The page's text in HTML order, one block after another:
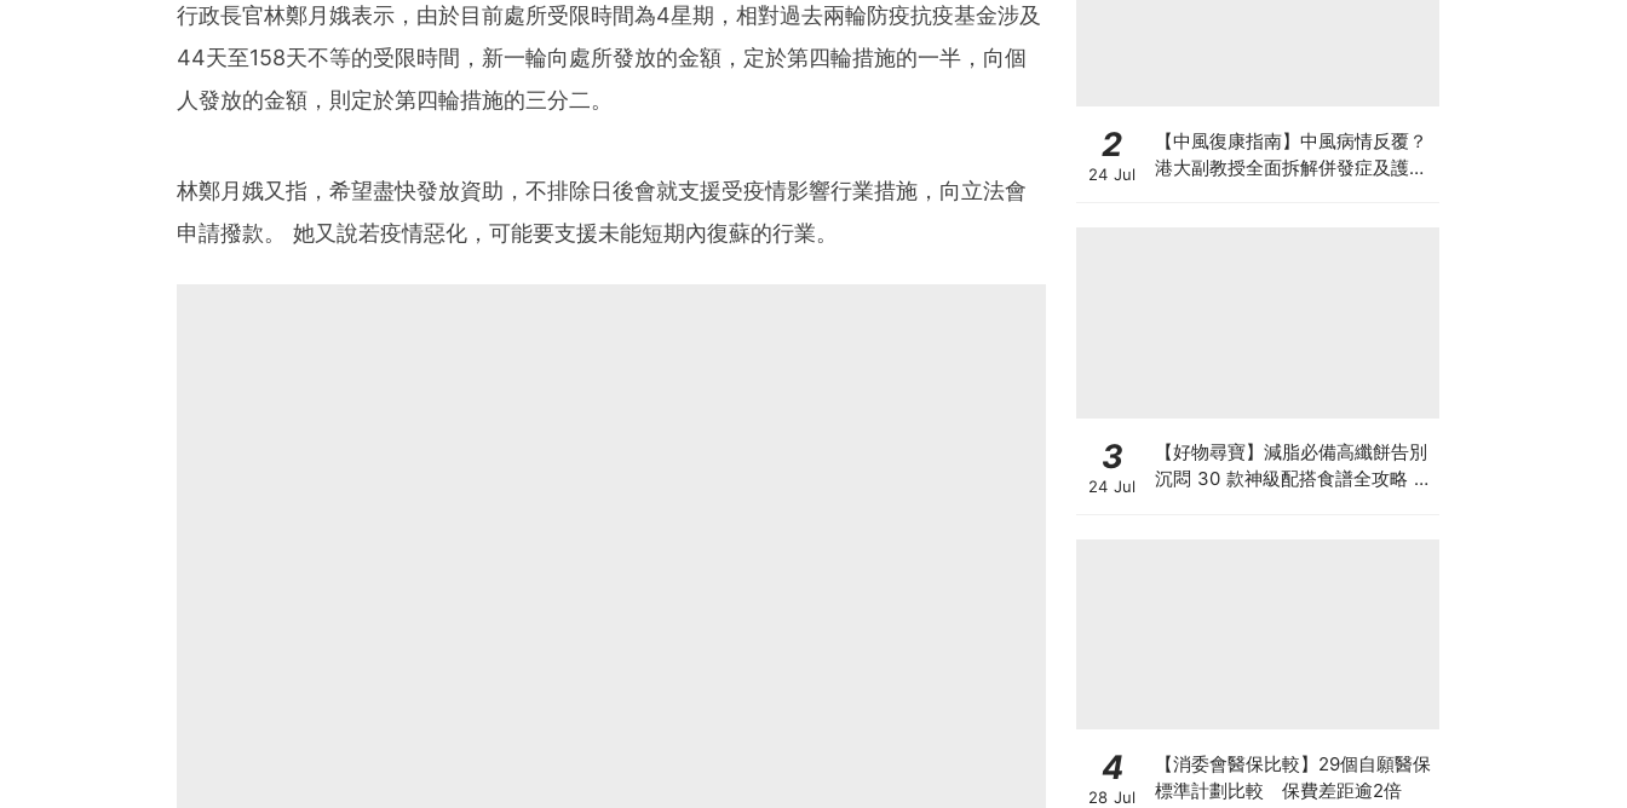
行政長官林鄭月娥表示，由於目前處所受限時間為4星期，相對過去兩輪防疫抗疫基金涉及
44天至158天不等的受限時間，新一輪向處所發放的金額，定於第四輪措施的一半，向個
人發放的金額，則定於第四輪措施的三分二。
林鄭月娥又指，希望盡快發放資助，不排除日後會就支援受疫情影響行業措施，向立法會
申請撥款。 她又說若疫情惡化，可能要支援未能短期內復蘇的行業。
2
24 Jul
【中風復康指南】中風病情反覆？
港大副教授全面拆解併發症及護理
3
24 Jul
【好物尋寶】減脂必備高纖餅告別
沉悶 30 款神級配搭食譜全攻略 日
4
28 Jul
【消委會醫保比較】29個自願醫保
標準計劃比較 保費差距逾2倍